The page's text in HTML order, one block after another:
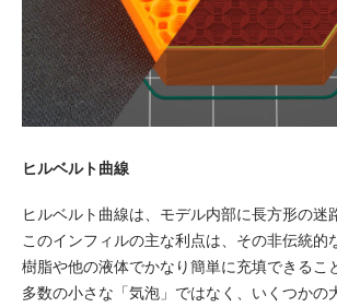
ヒルベルト曲線
ヒルベルト曲線は、モデル内部に長方形の迷
このインフィルの主な利点は、その非伝統的
樹脂や他の液体でかなり簡単に充填できるこ
多数の小さな「気泡」ではなく、いくつかの